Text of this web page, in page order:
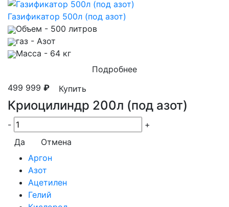
Газификатор 500л (под азот)
Объем - 500 литров
газ - Азот
Масса - 64 кг
Подробнее
499 999 ₽ Купить
Криоцилиндр 200л (под азот)
-
+
Да
Отмена
Аргон
Азот
Ацетилен
Гелий